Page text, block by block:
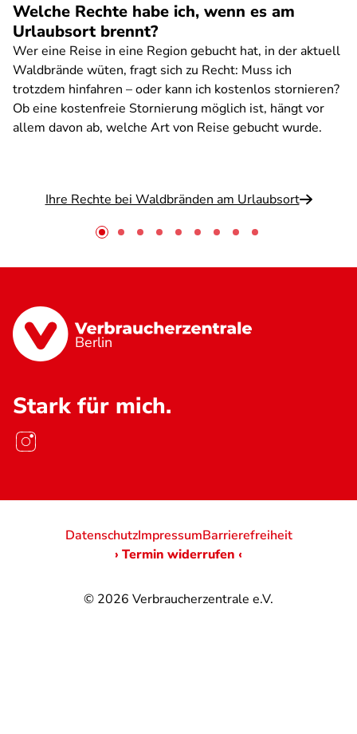
Welche Rechte habe ich, wenn es am
Urlaubsort brennt?
Wer eine Reise in eine Region gebucht hat, in der aktuell
Waldbrände wüten, fragt sich zu Recht: Muss ich
trotzdem hinfahren – oder kann ich kostenlos stornieren?
Ob eine kostenfreie Stornierung möglich ist, hängt vor
allem davon ab, welche Art von Reise gebucht wurde.
Ihre Rechte bei Waldbränden am Urlaubsort
Berlin
Stark für mich.
© 2026 Verbraucherzentrale e.V.
DatenschutzImpressumBarrierefreiheit
› Termin widerrufen ‹